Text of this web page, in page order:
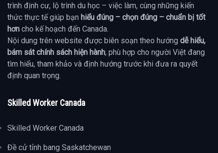
trình định cư, lộ trình du học – việc làm, cùng những kiến
thức thực tế giúp bạn hiểu đúng – chọn đúng – chuẩn bị tốt
hơn cho kế hoạch đến Canada.
Nội dung trên website được biên soạn theo hướng dễ hiểu,
bám sát chính sách hiện hành, phù hợp cho người Việt đang
tìm hiểu, tham khảo và định hướng trước khi đưa ra quyết
định quan trọng.
Skilled Worker Canada
Skilled Worker Canada
Đề cử tỉnh bang Saskatchewan